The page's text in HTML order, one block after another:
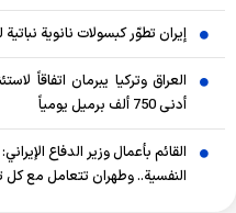
إيران تطوّر كبسولات نانوية
العراق وتركيا يبرمان اتفاقاً
أدنى 750 ألف برميل يومياً
القائم بأعمال وزير الدفاع
النفسية.. وطهران تتعامل مع